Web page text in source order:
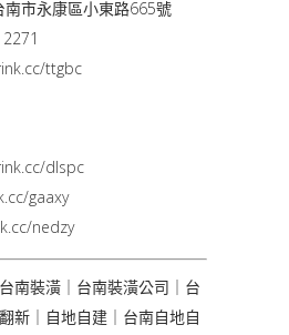
南市永康區小東路665號
ttgbc
dlspc
gaaxy
nedzy
南裝潢｜台南裝潢公司｜台
新｜自地自建｜台南自地自